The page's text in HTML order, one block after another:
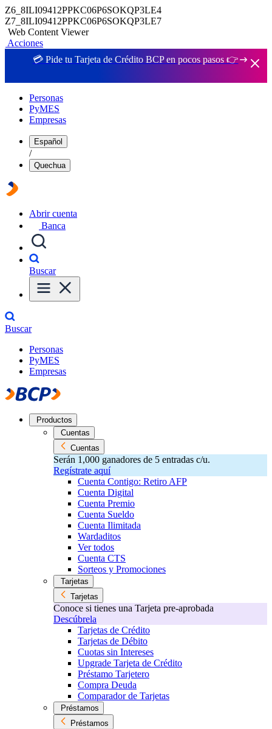
Z6_8ILI09412PPKC06P6SOKQP3LE4
Z7_8ILI09412PPKC06P6SOKQP3LE7
Web Content Viewer
Acciones
💳 Pide tu Tarjeta de Crédito BCP en pocos pasos 👉
Personas
PyMES
Empresas
Español
/
Quechua
Abrir cuenta
Banca
Buscar
Buscar
Personas
PyMES
Empresas
Productos
Cuentas
Cuentas
Serán 1,000 ganadores de 5 entradas c/u.
Regístrate aquí
Cuenta Contigo: Retiro AFP
Cuenta Digital
Cuenta Premio
Cuenta Sueldo
Cuenta Ilimitada
Wardaditos
Ver todos
Cuenta CTS
Sorteos y Promociones
Tarjetas
Tarjetas
Conoce si tienes una Tarjeta pre-aprobada
Descúbrela
Tarjetas de Crédito
Tarjetas de Débito
Cuotas sin Intereses
Upgrade Tarjeta de Crédito
Préstamo Tarjetero
Compra Deuda
Comparador de Tarjetas
Préstamos
Préstamos